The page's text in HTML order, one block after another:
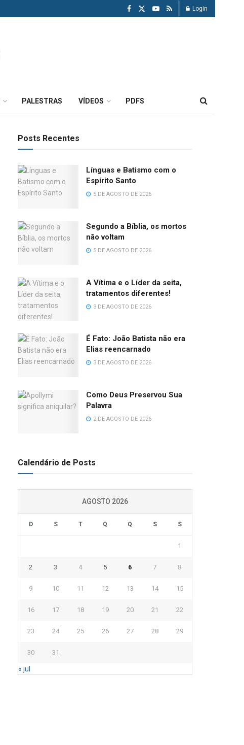
Login
PALESTRAS VÍDEOS PDFS
Posts Recentes
Línguas e Batismo com o
Espírito Santo
5 DE AGOSTO DE 2026
Segundo a Bíblia, os mortos
não voltam
5 DE AGOSTO DE 2026
A Vítima e o Líder da seita,
tratamentos diferentes!
3 DE AGOSTO DE 2026
É Fato: João Batista não era
Elias reencarnado
3 DE AGOSTO DE 2026
Como Deus Preservou Sua
Palavra
2 DE AGOSTO DE 2026
Calendário de Posts
AGOSTO 2026
D S T Q Q S S
1
2 3 4 5 6 7 8
9 10 11 12 13 14 15
16 17 18 19 20 21 22
23 24 25 26 27 28 29
30 31
« jul